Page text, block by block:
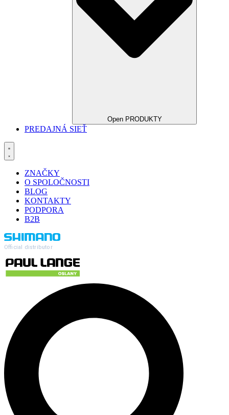
Open PRODUKTY
PREDAJNÁ SIEŤ
ZNAČKY
O SPOLOČNOSTI
BLOG
KONTAKTY
PODPORA
B2B
Official distributor